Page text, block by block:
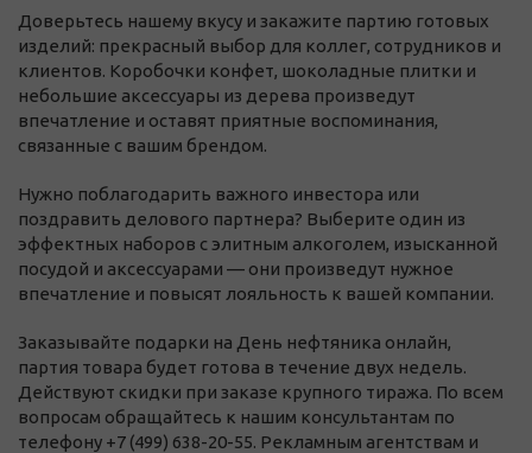
Доверьтесь нашему вкусу и закажите партию готовых
изделий: прекрасный выбор для коллег, сотрудников и
клиентов. Коробочки конфет, шоколадные плитки и
небольшие аксессуары из дерева произведут
впечатление и оставят приятные воспоминания,
связанные с вашим брендом.
Нужно поблагодарить важного инвестора или
поздравить делового партнера? Выберите один из
эффектных наборов с элитным алкоголем, изысканной
посудой и аксессуарами — они произведут нужное
впечатление и повысят лояльность к вашей компании.
Заказывайте подарки на День нефтяника онлайн,
партия товара будет готова в течение двух недель.
Действуют скидки при заказе крупного тиража. По всем
вопросам обращайтесь к нашим консультантам по
телефону +7 (499) 638-20-55. Рекламным агентствам и